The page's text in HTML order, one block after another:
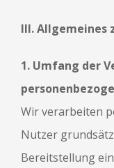
III. Allgemeines
1. Umfang der
Wir verarbeiten
Nutzer
Bereitstellung